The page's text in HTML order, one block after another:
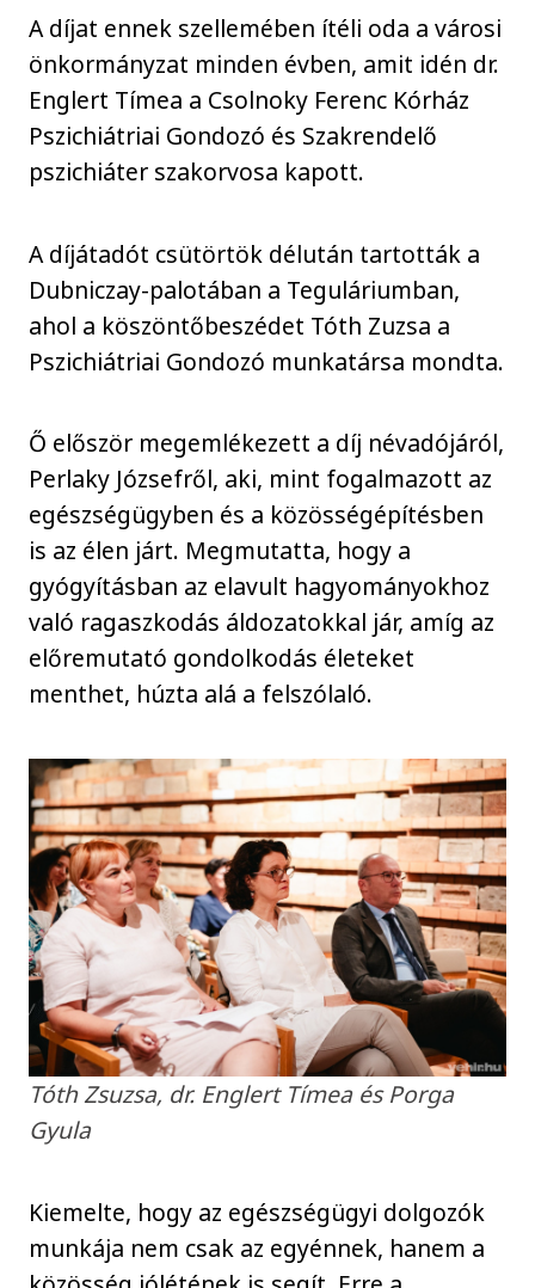
A díjat ennek szellemében ítéli oda a városi
önkormányzat minden évben, amit idén dr.
Englert Tímea a Csolnoky Ferenc Kórház
Pszichiátriai Gondozó és Szakrendelő
pszichiáter szakorvosa kapott.
A díjátadót csütörtök délután tartották a
Dubniczay-palotában a Teguláriumban,
ahol a köszöntőbeszédet Tóth Zuzsa a
Pszichiátriai Gondozó munkatársa mondta.
Ő először megemlékezett a díj névadójáról,
Perlaky Józsefről, aki, mint fogalmazott az
egészségügyben és a közösségépítésben
is az élen járt. Megmutatta, hogy a
gyógyításban az elavult hagyományokhoz
való ragaszkodás áldozatokkal jár, amíg az
előremutató gondolkodás életeket
menthet, húzta alá a felszólaló.
Tóth Zsuzsa, dr. Englert Tímea és Porga
Gyula
Kiemelte, hogy az egészségügyi dolgozók
munkája nem csak az egyénnek, hanem a